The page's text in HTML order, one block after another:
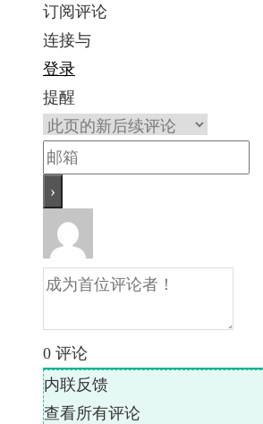
订阅评论
连接与
登录
提醒
0 评论
内联反馈
查看所有评论